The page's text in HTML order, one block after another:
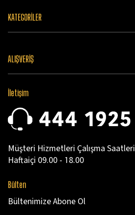
KATEGORİLER
ALIŞVERİŞ
İletişim
Müşteri Hizmetleri Çalışma Saatleri
Haftaiçi 09.00 - 18.00
Bülten
Bültenimize Abone Ol